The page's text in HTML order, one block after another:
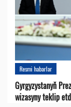
Resmi habarlar
Gyrgyzystanyň
wizasyny teklip